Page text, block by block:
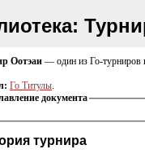
Оотэаи — один из Го-турниров
Го Титулы.
документа
турнира